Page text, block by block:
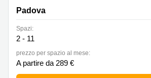
Padova
Spazi:
2 - 11
prezzo per spazio al mese:
A partire da 289 €